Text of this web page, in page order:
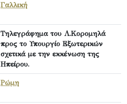
Γαλλική
Τηλεγράφημα του Λ.Κορομηλά
προς το Υπουργίο Εξωτερικών
σχετικά με την εκκένωση της
Ηπείρου.
Ρώμη